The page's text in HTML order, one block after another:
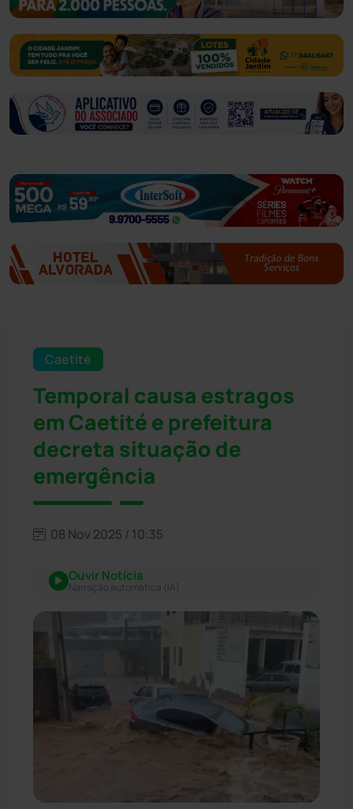
Caetité
Temporal causa estragos
em Caetité e prefeitura
decreta situação de
emergência
08 Nov 2025 / 10:35
Ouvir Notícia
Narração automática (IA)